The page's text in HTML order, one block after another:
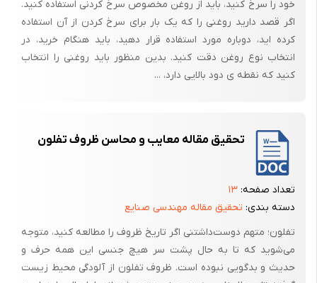
خود را سرخ کنید، باید از روغن مخصوص سرخ کردنی استفاده کنید.
اگر قصد دارید روغنی را که یک بار برای سرخ کردن از آن استفاده
کرده اید، دوباره مورد استفاده قرار دهید، باید هنگام خرید، در
انتخاب نوع روغن دقت کنید. بدین منظور باید روغنی را انتخاب
کنید که نقطه ی دود بالایی دارد، ...
تحقیق مقاله معایب و محاسن ظروف تفلون
تعداد صفحه: ۱۳
دسته بندی: تحقیق مقاله مهندسی صنایع
تفلون؛ متهم دوست‌داشتنی اگر تاریخ ظروف را مطالعه کنید، متوجه
می‌شوید که تا به حال پشت سر هیچ جنسی این همه حرف و
حدیث و بدگویی نبوده است. ظروف تفلون از آلودگی محیط زیست